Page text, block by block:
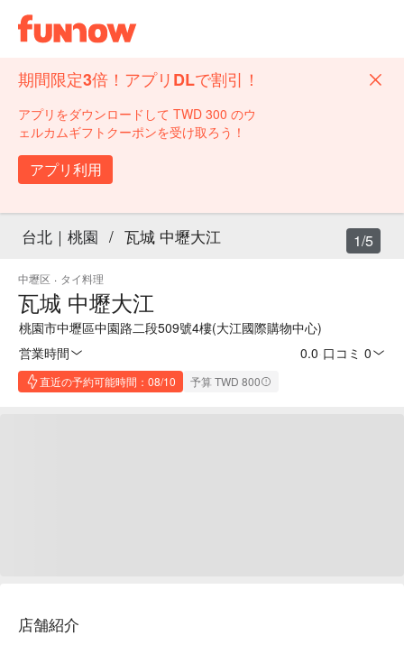
期間限定3倍！アプリDLで割引！
アプリをダウンロードして TWD 300 のウ
ェルカムギフトクーポンを受け取ろう！
アプリ利用
台北｜桃園 / 瓦城 中壢大江
中壢区 · タイ料理
瓦城 中壢大江
桃園市中壢區中園路二段509號4樓(大江國際購物中心)
営業時間
0.0 口コミ 0
直近の予約可能時間：08/10 予算 TWD 800
1/5
店舗紹介